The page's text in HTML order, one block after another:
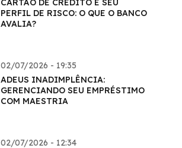
CARTÃO DE CRÉDITO E SEU
PERFIL DE RISCO: O QUE O BANCO
AVALIA?
02/07/2026 - 19:35
ADEUS INADIMPLÊNCIA:
GERENCIANDO SEU EMPRÉSTIMO
COM MAESTRIA
02/07/2026 - 12:34